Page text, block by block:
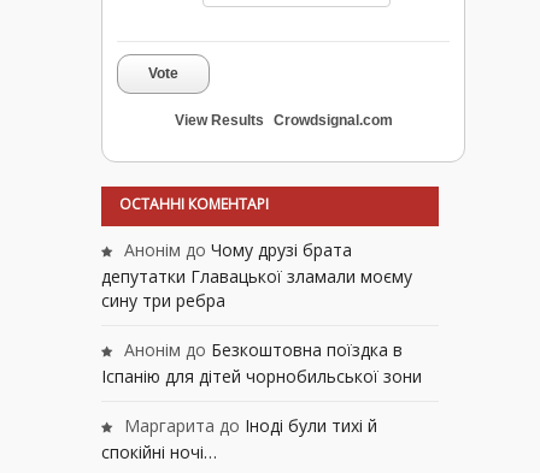
Vote
View Results Crowdsignal.com
ОСТАННІ КОМЕНТАРІ
Анонім до Чому друзі брата
депутатки Главацької зламали моєму
сину три ребра
Анонім до Безкоштовна поїздка в
Іспанію для дітей чорнобильської зони
Маргарита до Іноді були тихі й
спокійні ночі…